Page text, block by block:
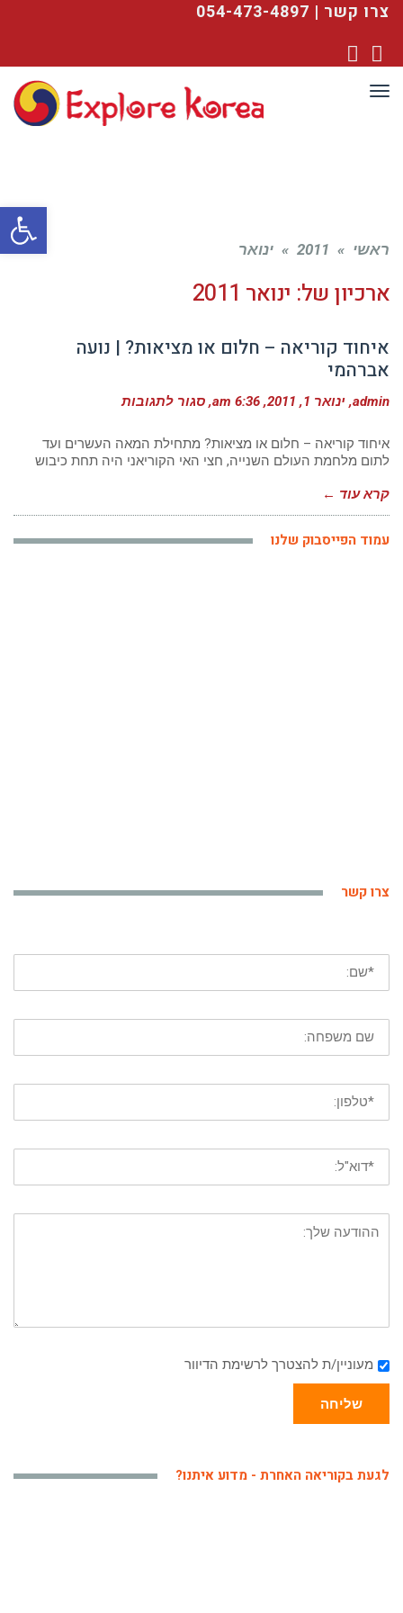
פתח
צרו קשר | 054-473-4897
Facebook
YouTube
תפריט
ראשי »
2011
» ינואר
ארכיון של: ינואר 2011
איחוד קוריאה – חלום או מציאות? | נועה
אברהמי
admin ינואר 1, 2011 6:36 am סגור לתגובותעל
–
חלום
או
איחוד קוריאה – חלום או מציאות? מתחילת המאה העשרים ועד
לתום מלחמת העולם השנייה, חצי האי הקוריאני היה תחת כיבוש
קרא עוד ←
עמוד הפייסבוק שלנו
צרו קשר
מעוניין/ת להצטרך לרשימת הדיוור
שליחה
לגעת בקוריאה האחרת - מדוע איתנו?